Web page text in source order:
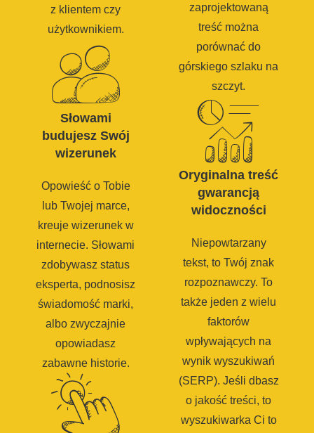
zaprojektowaną
treść można
porównać do
górskiego szlaku na
szczyt.
Oryginalna treść
gwarancją
widoczności
Niepowtarzany
tekst, to Twój znak
rozpoznawczy. To
także jeden z wielu
faktorów
wpływających na
wynik wyszukiwań
(SERP). Jeśli dbasz
o jakość treści, to
wyszukiwarka Ci to
z klientem czy
użytkownikiem.
Słowami
budujesz Swój
wizerunek
Opowieść o Tobie
lub Twojej marce,
kreuje wizerunek w
internecie. Słowami
zdobywasz status
eksperta, podnosisz
świadomość marki,
albo zwyczajnie
opowiadasz
zabawne historie.